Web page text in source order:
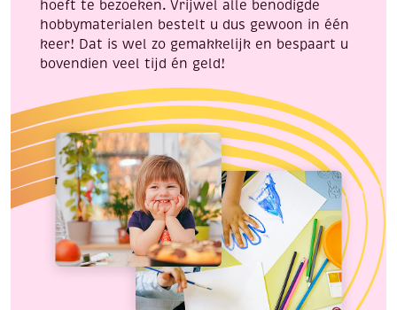
hoeft te bezoeken. Vrijwel alle benodigde
hobbymaterialen bestelt u dus gewoon in één
keer! Dat is wel zo gemakkelijk en bespaart u
bovendien veel tijd én geld!